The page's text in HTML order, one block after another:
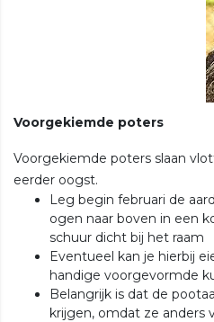
Voorgekiemde poters
Voorgekiemde poters slaan
eerder oogst.
Leg begin februari de
ogen naar boven in een
schuur dicht bij het raam
Eventueel kan je hierbij
handige voorgevormde
Belangrijk is dat de
krijgen, omdat ze anders